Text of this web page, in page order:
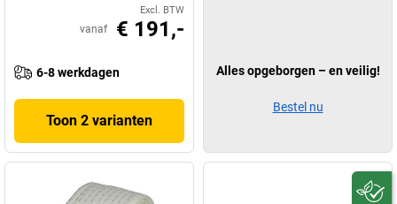
Excl. BTW
vanaf € 191,-
6-8 werkdagen
Toon 2 varianten
Alles opgeborgen – en veilig!
Bestel nu